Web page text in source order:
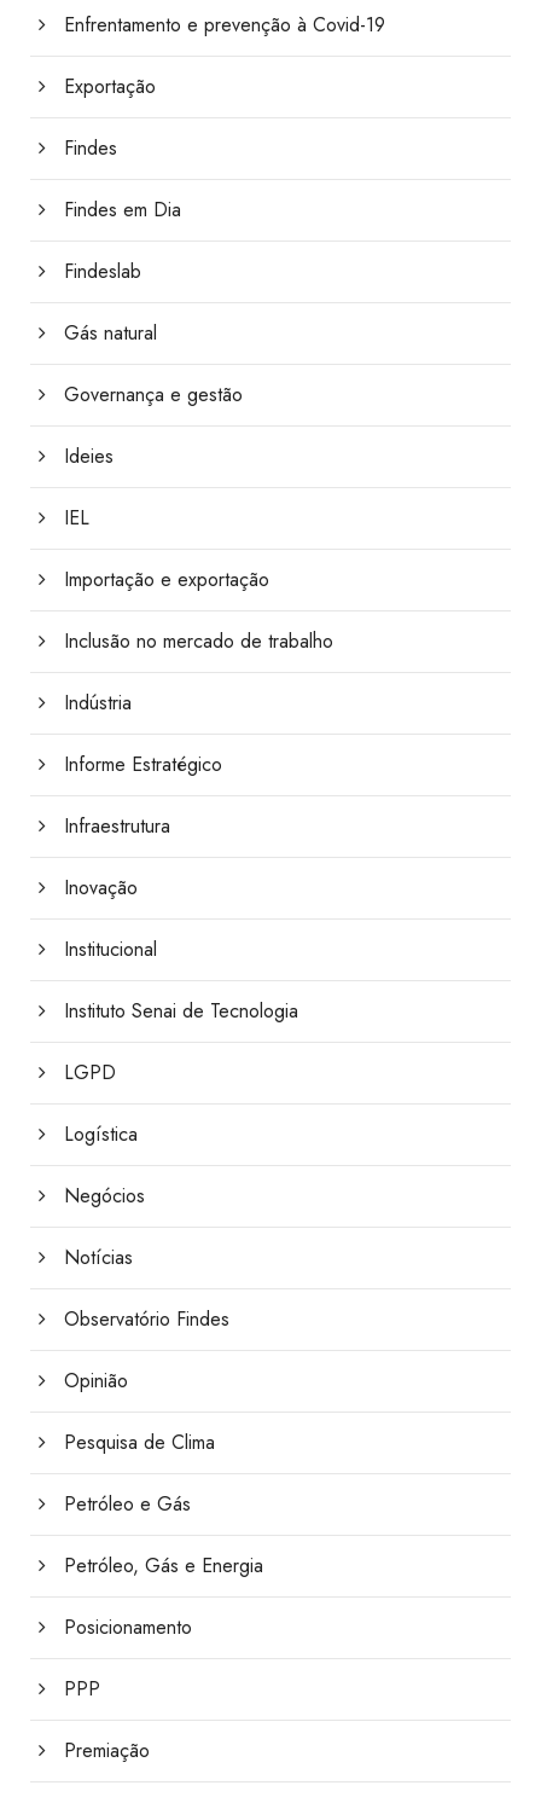
Enfrentamento e prevenção à Covid-19
Exportação
Findes
Findes em Dia
Findeslab
Gás natural
Governança e gestão
Ideies
IEL
Importação e exportação
Inclusão no mercado de trabalho
Indústria
Informe Estratégico
Infraestrutura
Inovação
Institucional
Instituto Senai de Tecnologia
LGPD
Logística
Negócios
Notícias
Observatório Findes
Opinião
Pesquisa de Clima
Petróleo e Gás
Petróleo, Gás e Energia
Posicionamento
PPP
Premiação